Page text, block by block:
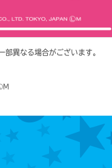
異なる場合がございます。